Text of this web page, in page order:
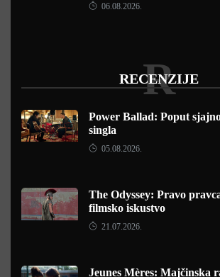
06.08.2026.
RECENZIJE
R
Power Ballad: Poput
singla
05.08.2026.
The Odyssey: Pravo
filmsko iskustvo
21.07.2026.
Jeunes Mères: Majčinska